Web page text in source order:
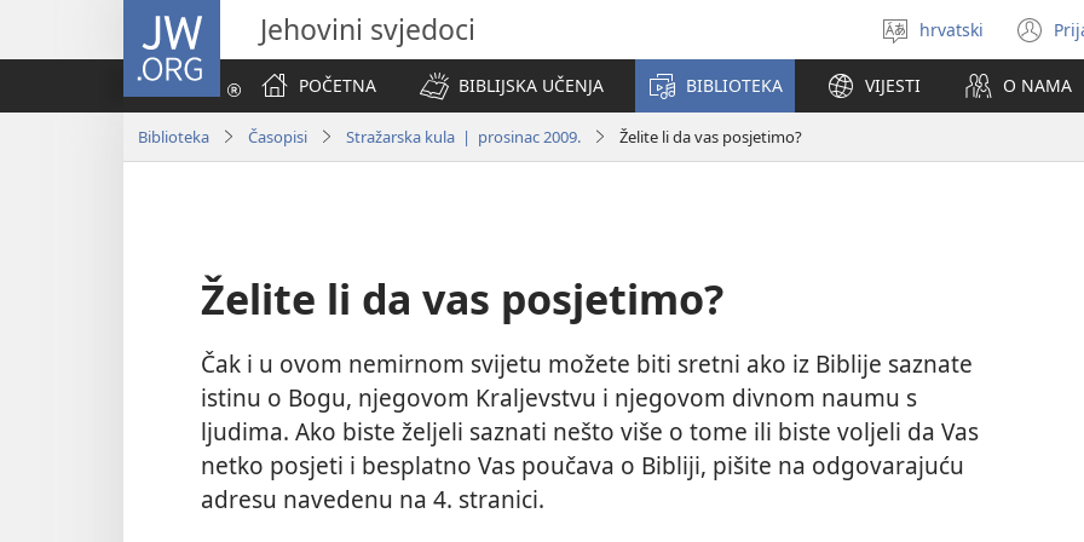
JW.ORG Jehovini svjedoci
Izaberi
jezik
hrvatski
se
novi
POČETNA
BIBLIJSKA UČENJA BIBLIOTEKA VIJESTI O NAMA
Biblioteka Časopisi Stražarska kula | prosinac 2009. Želite li da vas posjetimo?
Želite li da vas posjetimo?
Čak i u ovom nemirnom svijetu možete biti sretni ako iz Biblije saznate
istinu o Bogu, njegovom Kraljevstvu i njegovom divnom naumu s
ljudima. Ako biste željeli saznati nešto više o tome ili biste voljeli da Vas
netko posjeti i besplatno Vas poučava o Bibliji, pišite na odgovarajuću
adresu navedenu na 4. stranici.